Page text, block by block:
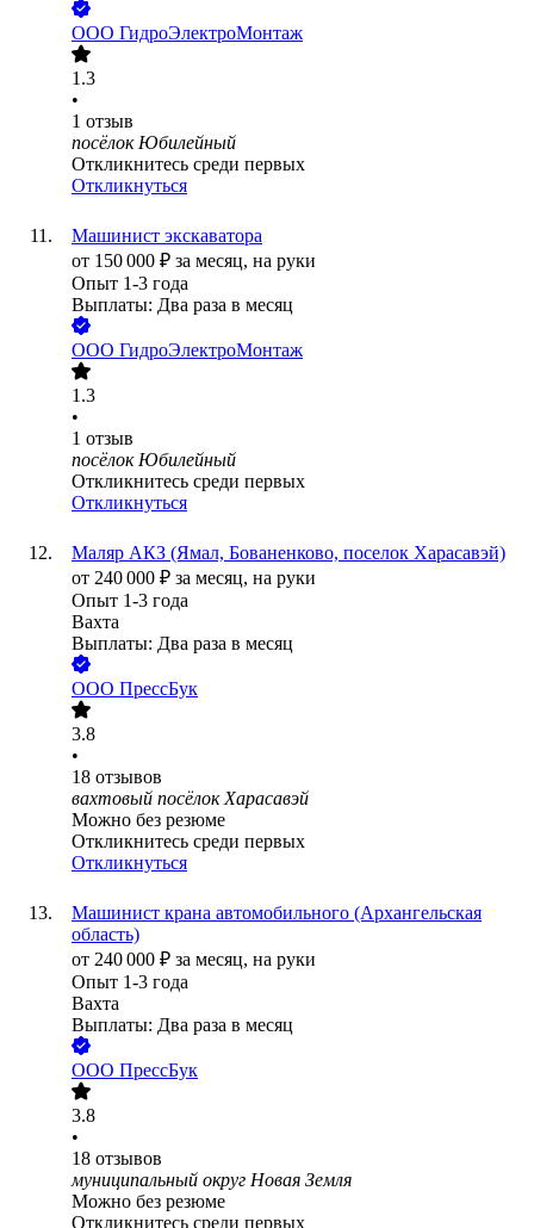
ООО ГидроЭлектроМонтаж
1.3
•
1 отзыв
посёлок Юбилейный
Откликнитесь среди первых
Откликнуться
Машинист экскаватора
от 150 000 ₽ за месяц, на руки
Опыт 1-3 года
Выплаты: Два раза в месяц
ООО ГидроЭлектроМонтаж
1.3
•
1 отзыв
посёлок Юбилейный
Откликнитесь среди первых
Откликнуться
Маляр АКЗ (Ямал, Бованенково, поселок Харасавэй)
от 240 000 ₽ за месяц, на руки
Опыт 1-3 года
Вахта
Выплаты: Два раза в месяц
ООО ПрессБук
3.8
•
18 отзывов
вахтовый посёлок Харасавэй
Можно без резюме
Откликнитесь среди первых
Откликнуться
Машинист крана автомобильного (Архангельская
область)
от 240 000 ₽ за месяц, на руки
Опыт 1-3 года
Вахта
Выплаты: Два раза в месяц
ООО ПрессБук
3.8
•
18 отзывов
муниципальный округ Новая Земля
Можно без резюме
Откликнитесь среди первых